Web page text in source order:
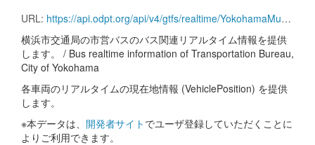
URL: https://api.odpt.org/api/v4/gtfs/realtime/YokohamaMunicipalBus_vehicle?acl:consumerKey=[発行されたアクセストークン/YOUR_ACCESS_TOKEN]
横浜市交通局の市営バスのバス関連リアルタイム情報を提供
します。 / Bus realtime information of Transportation Bureau,
City of Yokohama
各車両のリアルタイムの現在地情報 (VehiclePosition) を提供
します。
※本データは、 開発者サイト でユーザ登録していただくことに
よりご利用できます。